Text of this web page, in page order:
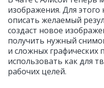
изображения. Для
описать желаемый
создаст новое
получить нужный
и сложных
использовать как для
рабочих целей.